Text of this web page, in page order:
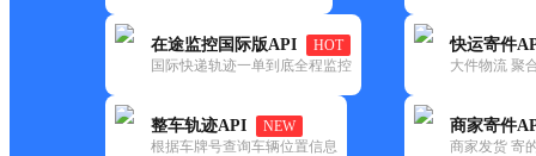
在途监控国际版API
HOT
国际快递轨迹一单到底全程监控
整车轨迹API
NEW
根据车牌号查询车辆位置信息
快运寄件
大件物流 聚
商家寄件
商家发货 寄
圆通
遂昌县
更新时间：2021-11-26 00:00:00